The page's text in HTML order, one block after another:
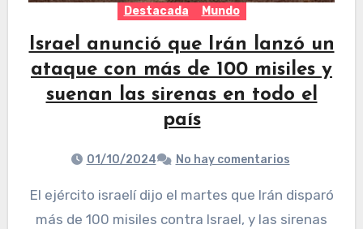
Destacada Mundo
Israel anunció que Irán lanzó un
ataque con más de 100 misiles y
suenan las sirenas en todo el
país
01/10/2024 No hay comentarios
El ejército israelí dijo el martes que Irán disparó
más de 100 misiles contra Israel, y las sirenas